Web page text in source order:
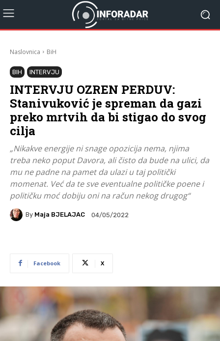
Naslovnica BiH
BIH INTERVJU
INTERVJU OZREN PERDUV:
Stanivuković je spreman da gazi
preko mrtvih da bi stigao do svog
cilja
„Nikakve energije ni snage opozicija nema, njima
treba neko poput Davora, ali čisto da bude na ulici, da
mu ne padne na pamet da ulazi u taj politički
momenat. Već da te sve eventualne političke poene i
političku moć dobiju oni na račun nekog drugog“
By Maja BJELAJAC 04/05/2022
Facebook X